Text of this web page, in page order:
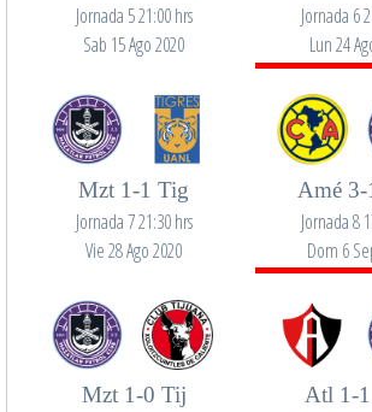
Jornada 5 21:00 hrs
Sab 15 Ago 2020
Jornada 6
Lun 24
Mzt 1-1 Tig
Jornada 7 21:30 hrs
Vie 28 Ago 2020
Amé
Jornada 8
Dom 6
Mzt 1-0 Tij Atl 1-